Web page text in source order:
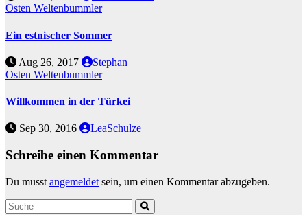
Osten Weltenbummler
Ein estnischer Sommer
Aug 26, 2017
Stephan
Osten Weltenbummler
Willkommen in der Türkei
Sep 30, 2016 LeaSchulze
Schreibe einen Kommentar
Du musst angemeldet sein, um einen Kommentar abzugeben.